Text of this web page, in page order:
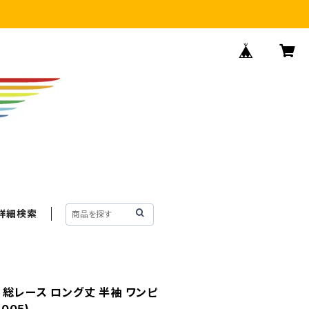
細検索
レース ロング丈 半袖 ワンピ